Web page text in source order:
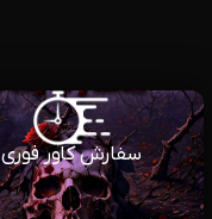
سفارش کاور فوری